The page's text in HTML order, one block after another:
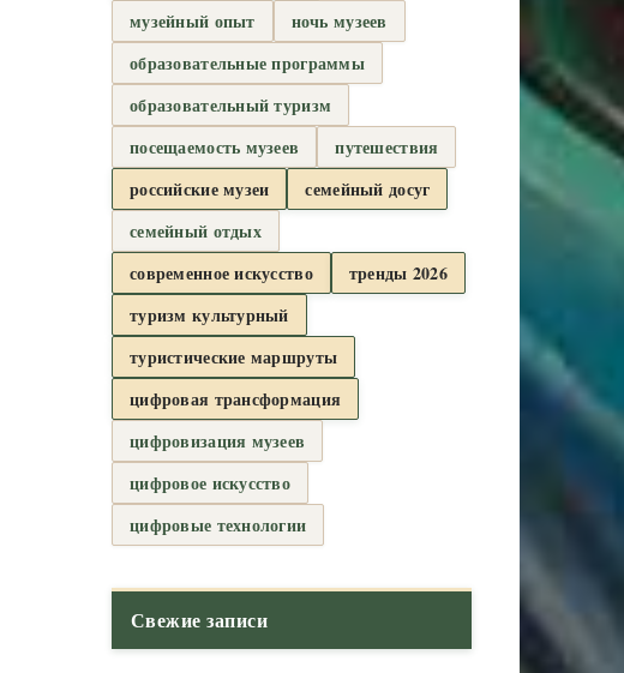
музейный опыт
ночь музеев
образовательные программы
образовательный туризм
посещаемость музеев
путешествия
российские музеи
семейный досуг
семейный отдых
современное искусство
тренды 2026
туризм культурный
туристические маршруты
цифровая трансформация
цифровизация музеев
цифровое искусство
цифровые технологии
Свежие записи